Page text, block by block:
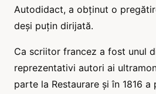
Autodidact, a obținut o
deși puțin dirijată.
Ca scriitor francez a fost unul
reprezentativi autori ai
parte la Restaurare și în 1816